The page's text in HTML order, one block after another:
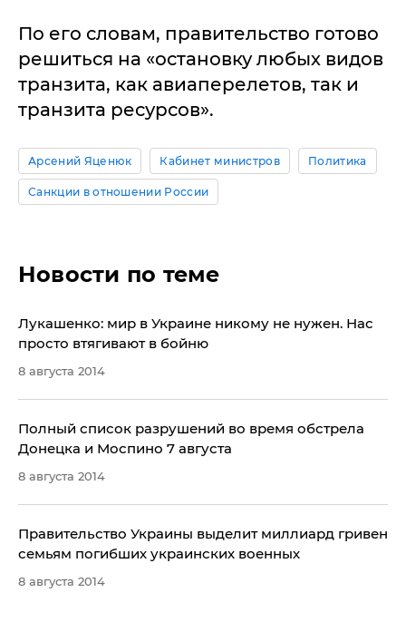
По его словам, правительство готово
решиться на «остановку любых видов
транзита, как авиаперелетов, так и
транзита ресурсов».
Арсений Яценюк Кабинет министров Политика
Санкции в отношении России
Новости по теме
​Лукашенко: мир в Украине никому не нужен. Нас
просто втягивают в бойню
8 августа 2014
Полный список разрушений во время обстрела
Донецка и Моспино 7 августа
8 августа 2014
​Правительство Украины выделит миллиард гривен
семьям погибших украинских военных
8 августа 2014